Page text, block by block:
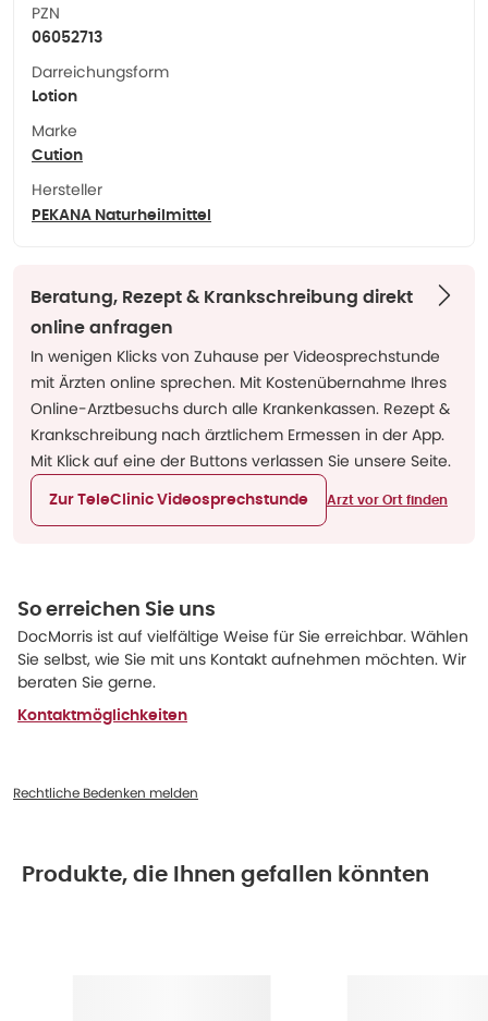
PZN
06052713
Darreichungsform
Lotion
Marke
Cution
Hersteller
PEKANA Naturheilmittel
Beratung, Rezept & Krankschreibung direkt
online anfragen
In wenigen Klicks von Zuhause per Videosprechstunde
mit Ärzten online sprechen. Mit Kostenübernahme Ihres
Online-Arztbesuchs durch alle Krankenkassen. Rezept &
Krankschreibung nach ärztlichem Ermessen in der App.
Mit Klick auf eine der Buttons verlassen Sie unsere Seite.
Zur TeleClinic Videosprechstunde Arzt vor Ort finden
So erreichen Sie uns
DocMorris ist auf vielfältige Weise für Sie erreichbar. Wählen
Sie selbst, wie Sie mit uns Kontakt aufnehmen möchten. Wir
beraten Sie gerne.
Kontaktmöglichkeiten
Rechtliche Bedenken melden
Produkte, die Ihnen gefallen könnten